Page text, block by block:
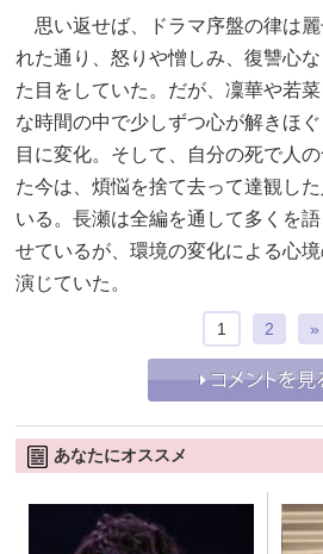
思い返せば、ドラマ序盤の律は麗
れた通り、怒りや憎しみ、復讐心
た目をしていた。だが、凜華や若
な時間の中で少しずつ心が解きほ
目に変化。そして、自分の死で人
た今は、煩悩を捨て去って達観し
いる。長瀬は全編を通して多くを
せているが、環境の変化による心
演じていた。
1 2 »
あなたにオススメ